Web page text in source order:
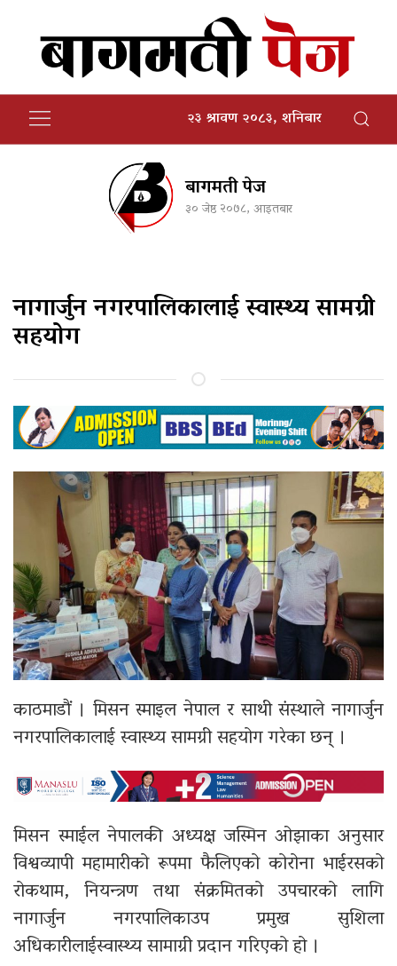
२३ श्रावण २०८३, शनिबार
बागमती पेज
३० जेष्ठ २०७८, आइतबार
नागार्जुन नगरपालिकालाई स्वास्थ्य सामग्री
सहयोग
काठमाडौं । मिसन स्माइल नेपाल र साथी संस्थाले नागार्जुन
नगरपालिकालाई स्वास्थ्य सामग्री सहयोग गरेका छन् ।
मिसन स्माईल नेपालकी अध्यक्ष जस्मिन ओझाका अनुसार
विश्वव्यापी महामारीको रूपमा फैलिएको कोरोना भाईरसको
रोकथाम, नियन्त्रण तथा संक्रमितको उपचारको लागि
नागार्जुन नगरपालिकाउप प्रमुख सुशिला
अधिकारीलाईस्वास्थ्य सामाग्री प्रदान गरिएको हो ।